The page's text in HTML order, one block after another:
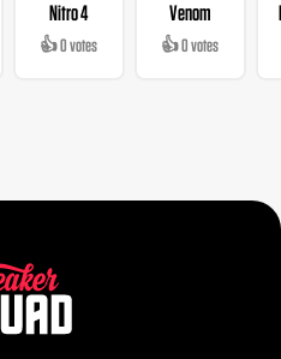
Nitro 4
👍 0 votes
Venom
👍 0 votes